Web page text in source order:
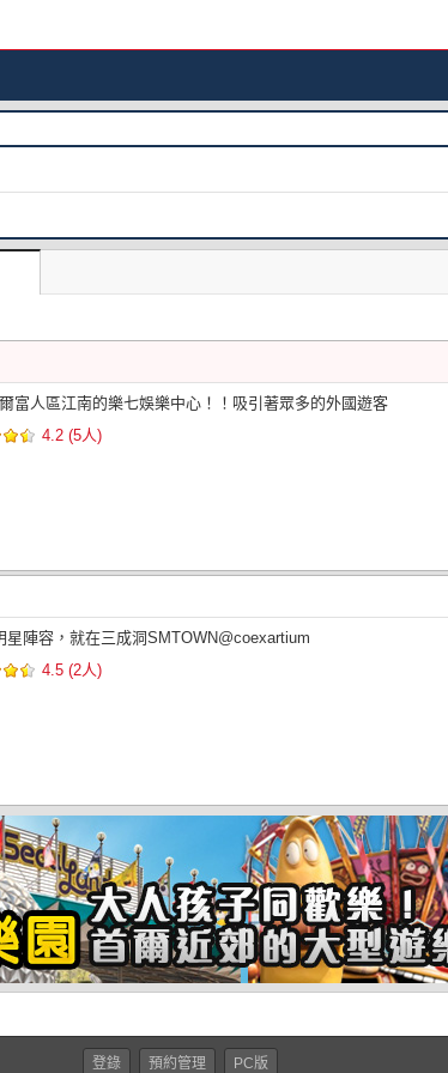
富人區江南的樂七娛樂中心！！吸引著眾多的外國遊客
4.2 (5人)
星陣容，就在三成洞SMTOWN@coexartium
4.5 (2人)
登錄 預約管理 PC版